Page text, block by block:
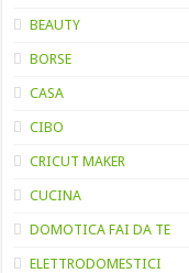
BEAUTY
BORSE
CASA
CIBO
CRICUT MAKER
CUCINA
DOMOTICA FAI DA TE
ELETTRODOMESTICI